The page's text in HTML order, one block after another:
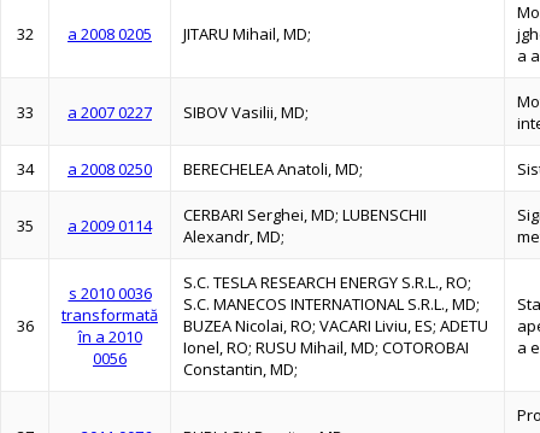
32 a 2008 0205 JITARU Mihail, MD;
a
33 a 2007 0227 SIBOV Vasilii, MD;
34 a 2008 0250 BERECHELEA Anatoli, MD;
35 a 2009 0114
CERBARI Serghei, MD; LUBENSCHII
Alexandr, MD;
36
s 2010 0036
transformată
în a 2010
0056
S.C. TESLA RESEARCH ENERGY S.R.L., RO;
S.C. MANECOS INTERNATIONAL S.R.L., MD;
BUZEA Nicolai, RO; VACARI Liviu, ES; ADETU
Ionel, RO; RUSU Mihail, MD; COTOROBAI
Constantin, MD;
a